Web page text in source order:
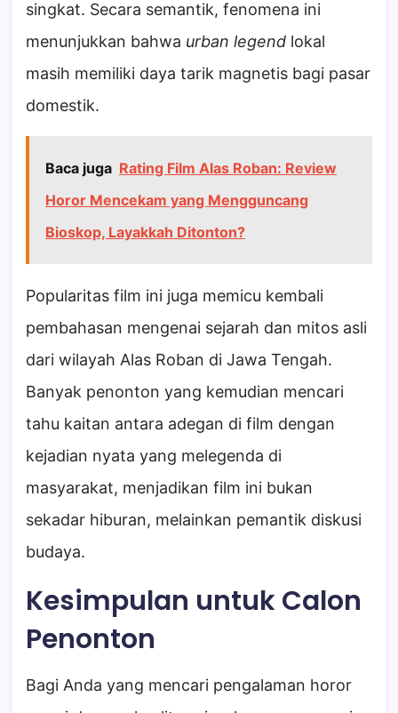
singkat. Secara semantik, fenomena ini
menunjukkan bahwa urban legend lokal
masih memiliki daya tarik magnetis bagi pasar
domestik.
Baca juga Rating Film Alas Roban: Review
Horor Mencekam yang Mengguncang
Bioskop, Layakkah Ditonton?
Popularitas film ini juga memicu kembali
pembahasan mengenai sejarah dan mitos asli
dari wilayah Alas Roban di Jawa Tengah.
Banyak penonton yang kemudian mencari
tahu kaitan antara adegan di film dengan
kejadian nyata yang melegenda di
masyarakat, menjadikan film ini bukan
sekadar hiburan, melainkan pemantik diskusi
budaya.
Kesimpulan untuk Calon
Penonton
Bagi Anda yang mencari pengalaman horor